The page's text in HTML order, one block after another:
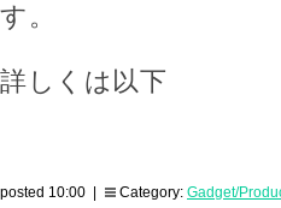
す。
詳しくは以下
posted 10:00 | Category: Gadget/